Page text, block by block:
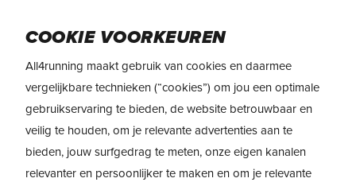
SAUCONY
TRIUMPH 19
COOKIE VOORKEUREN
All4running maakt gebruik van cookies en daarmee
vergelijkbare technieken (“cookies”) om jou een optimale
gebruikservaring te bieden, de website betrouwbaar en
veilig te houden, om je relevante advertenties aan te
bieden, jouw surfgedrag te meten, onze eigen kanalen
relevanter en persoonlijker te maken en om je relevante